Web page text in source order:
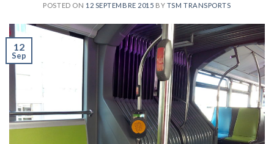
POSTED ON 12 SEPTEMBRE 2015 BY TSM TRANSPORTS
12
Sep